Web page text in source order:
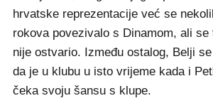
hrvatske reprezentacije već se
rokova povezivalo s Dinamom, ali
nije ostvario. Između ostalog, Belji
da je u klubu u isto vrijeme kada i
čeka svoju šansu s klupe.